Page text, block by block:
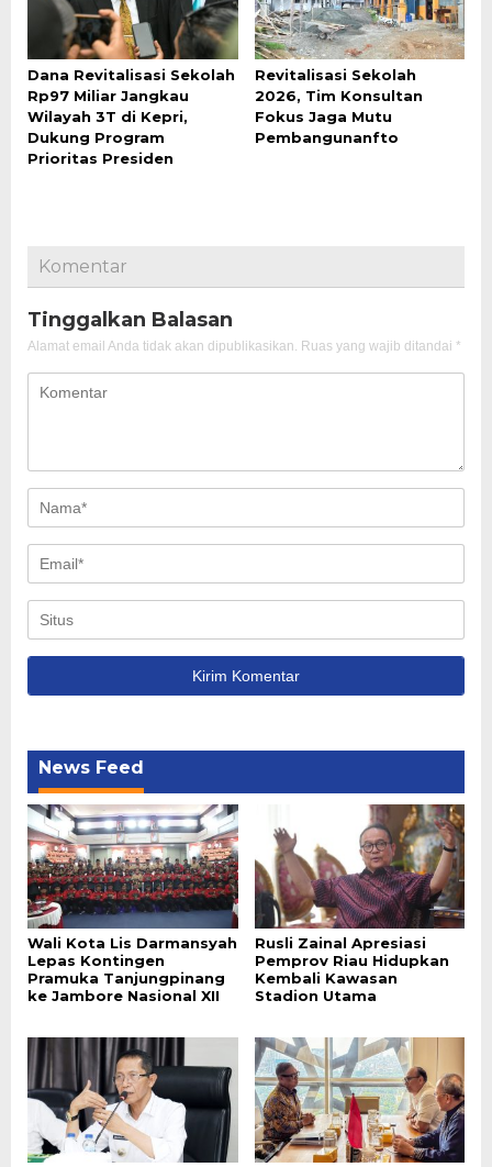
Dana Revitalisasi Sekolah
Rp97 Miliar Jangkau
Wilayah 3T di Kepri,
Dukung Program
Prioritas Presiden
Revitalisasi Sekolah
2026, Tim Konsultan
Fokus Jaga Mutu
Pembangunanfto
Komentar
Tinggalkan Balasan
Alamat email Anda tidak akan dipublikasikan. Ruas yang wajib ditandai *
News Feed
Wali Kota Lis Darmansyah
Lepas Kontingen
Pramuka Tanjungpinang
ke Jambore Nasional XII
Rusli Zainal Apresiasi
Pemprov Riau Hidupkan
Kembali Kawasan
Stadion Utama